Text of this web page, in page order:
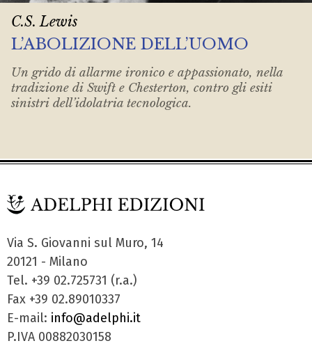
C.S. Lewis
L’ABOLIZIONE DELL’UOMO
Un grido di allarme ironico e appassionato, nella
tradizione di Swift e Chesterton, contro gli esiti
sinistri dell’idolatria tecnologica.
Via S. Giovanni sul Muro, 14
20121 - Milano
Tel. +39 02.725731 (r.a.)
Fax +39 02.89010337
E-mail: info@adelphi.it
P.IVA 00882030158